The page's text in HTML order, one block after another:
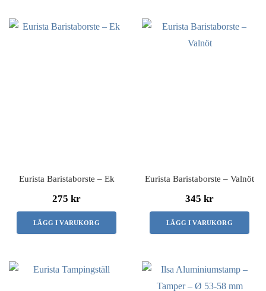
Eurista Baristaborste – Ek
275 kr
LÄGG I VARUKORG
Eurista Baristaborste – Valnöt
345 kr
LÄGG I VARUKORG
Den